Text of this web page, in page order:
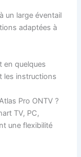
un large éventail
adaptées à
en quelques
les instructions
Pro ONTV ?
TV, PC,
une flexibilité